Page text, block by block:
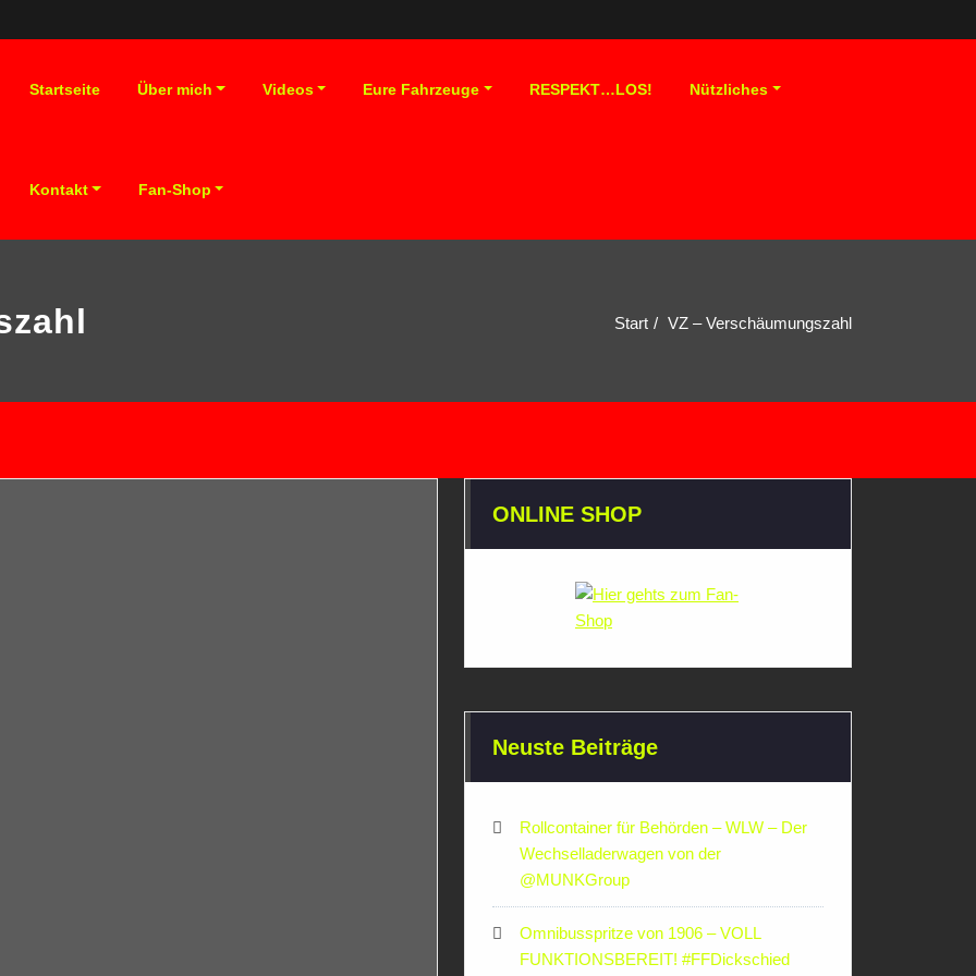
Startseite Über mich Videos Eure Fahrzeuge RESPEKT…LOS! Nützliches
Kontakt Fan-Shop
Start VZ – Verschäumungszahl
ONLINE SHOP
Neuste Beiträge
Rollcontainer für Behörden – WLW – Der
Wechselladerwagen von der
‪@MUNKGroup‬
Omnibusspritze von 1906 – VOLL
FUNKTIONSBEREIT! #FFDickschied